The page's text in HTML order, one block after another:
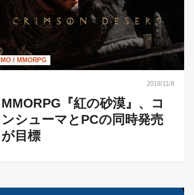
MO / MMORPG
2019/11/8
MMORPG『紅の砂漠』、コ
ンシューマとPCの同時発売
が目標